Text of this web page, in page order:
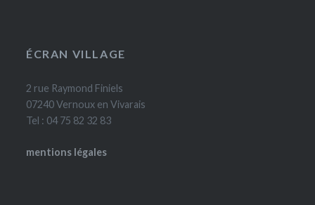
ÉCRAN VILLAGE
2 rue Raymond Finiels
07240 Vernoux en Vivarais
Tel : 04 75 82 32 83
mentions légales